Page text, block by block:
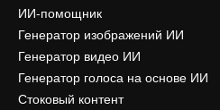
ИИ-помощник
Генератор изображений ИИ
Генератор видео ИИ
Генератор голоса на основе ИИ
Стоковый контент